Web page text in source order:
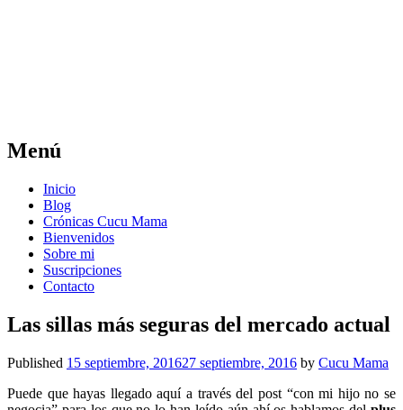
Menú
Skip
content
Inicio
Blog
Crónicas Cucu Mama
Bienvenidos
Sobre mi
Suscripciones
Contacto
Las sillas más seguras del mercado actual
Published 15 septiembre, 201627 septiembre, 2016 by Cucu Mama
Puede que hayas llegado aquí a través del post “con mi hijo no se